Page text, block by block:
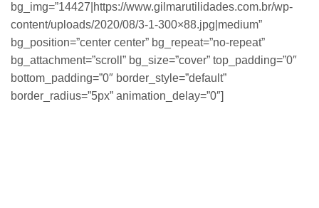
bg_img=”14427|https://www.gilmarutilidades.com.br/wp-
content/uploads/2020/08/3-1-300×88.jpg|medium”
bg_position=”center center” bg_repeat=”no-repeat”
bg_attachment=”scroll” bg_size=”cover” top_padding=”0″
bottom_padding=”0″ border_style=”default”
border_radius=”5px” animation_delay=”0″]